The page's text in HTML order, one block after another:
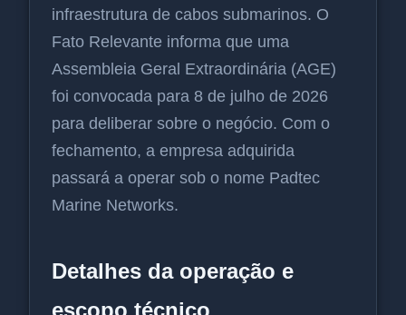
infraestrutura de cabos submarinos. O
Fato Relevante informa que uma
Assembleia Geral Extraordinária (AGE)
foi convocada para 8 de julho de 2026
para deliberar sobre o negócio. Com o
fechamento, a empresa adquirida
passará a operar sob o nome Padtec
Marine Networks.
Detalhes da operação e